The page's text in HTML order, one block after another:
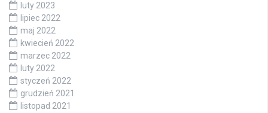
luty 2023
lipiec 2022
maj 2022
kwiecień 2022
marzec 2022
luty 2022
styczeń 2022
grudzień 2021
listopad 2021